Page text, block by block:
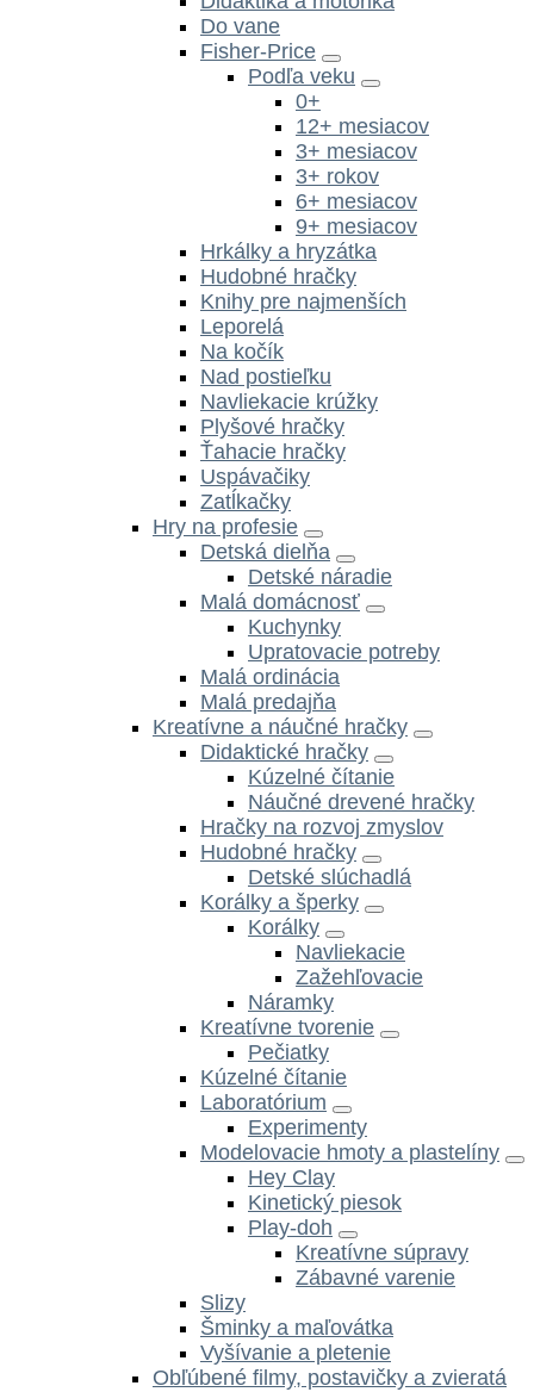
Do vane
Fisher-Price
Podľa veku
0+
12+ mesiacov
3+ mesiacov
3+ rokov
6+ mesiacov
9+ mesiacov
Hrkálky a hryzátka
Hudobné hračky
Knihy pre najmenších
Leporelá
Na kočík
Nad postieľku
Navliekacie krúžky
Plyšové hračky
Ťahacie hračky
Uspávačiky
Zatĺkačky
Hry na profesie
Detská dielňa
Detské náradie
Malá domácnosť
Kuchynky
Upratovacie potreby
Malá ordinácia
Malá predajňa
Kreatívne a náučné hračky
Didaktické hračky
Kúzelné čítanie
Náučné drevené hračky
Hračky na rozvoj zmyslov
Hudobné hračky
Detské slúchadlá
Korálky a šperky
Korálky
Navliekacie
Zažehľovacie
Náramky
Kreatívne tvorenie
Pečiatky
Kúzelné čítanie
Laboratórium
Experimenty
Modelovacie hmoty a plastelíny
Hey Clay
Kinetický piesok
Play-doh
Kreatívne súpravy
Zábavné varenie
Slizy
Šminky a maľovátka
Vyšívanie a pletenie
Obľúbené filmy, postavičky a zvieratá